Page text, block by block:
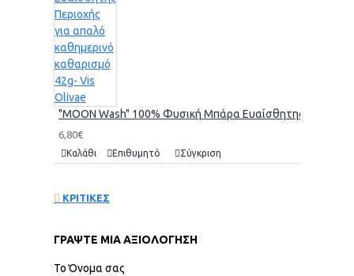
"MOON Wash" 100% Φυσική Μπάρα Ευαίσθητης
6,80€
Καλάθι Επιθυμητό Σύγκριση
ΚΡΙΤΙΚΕΣ
ΓΡΆΨΤΕ ΜΙΑ ΑΞΙΟΛΌΓΗΣΗ
Το Όνομα σας